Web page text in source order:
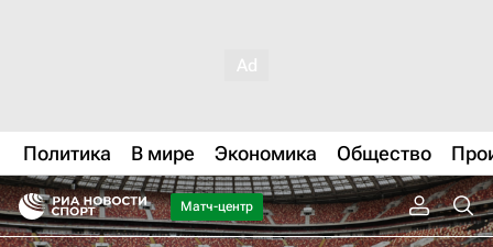
Политика В мире Экономика Общество
Матч-центр